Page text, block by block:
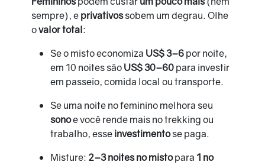
sempre), e privativossobem um degrau. Olhe
ovalor total:
Se o misto economiza US$ 3–6por noite,
em 10 noites são US$ 30–60para investir
em passeio, comida local ou transporte.
Se uma noite no feminino melhora seu
sonoe você rende mais no trekking ou
trabalho, esse investimentose paga.
Misture: 2–3 noites no mistopara 1 no